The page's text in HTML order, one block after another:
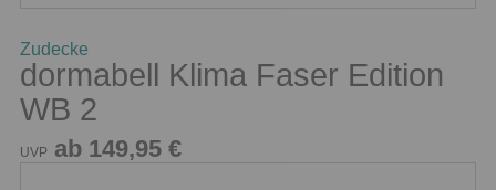
Zudecke
dormabell Klima Faser Edition
WB 2
UVP ab 149,95 €